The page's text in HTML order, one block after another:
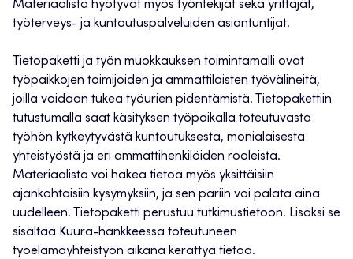
Materiaalista hyötyvät myös työntekijät sekä yrittäjät,
työterveys- ja kuntoutuspalveluiden asiantuntijat.
Tietopaketti ja työn muokkauksen toimintamalli ovat
työpaikkojen toimijoiden ja ammattilaisten työvälineitä,
joilla voidaan tukea työurien pidentämistä. Tietopakettiin
tutustumalla saat käsityksen työpaikalla toteutuvasta
työhön kytkeytyvästä kuntoutuksesta, monialaisesta
yhteistyöstä ja eri ammattihenkilöiden rooleista.
Materiaalista voi hakea tietoa myös yksittäisiin
ajankohtaisiin kysymyksiin, ja sen pariin voi palata aina
uudelleen. Tietopaketti perustuu tutkimustietoon. Lisäksi se
sisältää Kuura-hankkeessa toteutuneen
työelämäyhteistyön aikana kerättyä tietoa.